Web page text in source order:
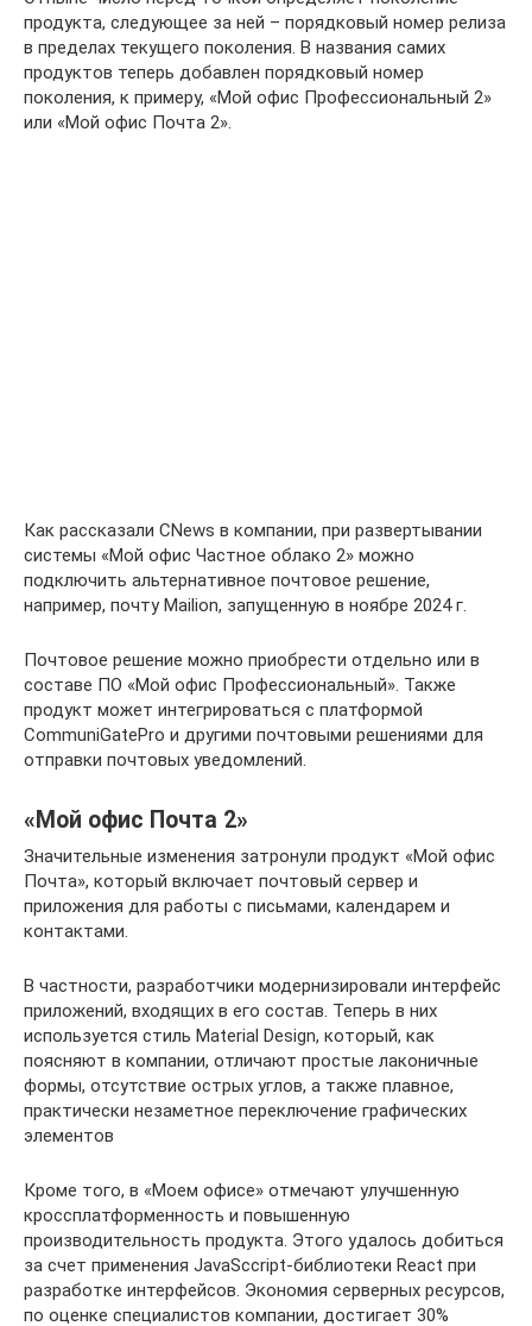
продукта, следующее за ней – порядковый номер релиза
в пределах текущего поколения. В названия самих
продуктов теперь добавлен порядковый номер
поколения, к примеру, «Мой офис Профессиональный 2»
или «Мой офис Почта 2».
Как рассказали CNews в компании, при развертывании
системы «Мой офис Частное облако 2» можно
подключить альтернативное почтовое решение,
например, почту Mailion, запущенную в ноябре 2024 г.
Почтовое решение можно приобрести отдельно или в
составе ПО «Мой офис Профессиональный». Также
продукт может интегрироваться с платформой
CommuniGatePro и другими почтовыми решениями для
отправки почтовых уведомлений.
«Мой офис Почта 2»
Значительные изменения затронули продукт «Мой офис
Почта», который включает почтовый сервер и
приложения для работы с письмами, календарем и
контактами.
В частности, разработчики модернизировали интерфейс
приложений, входящих в его состав. Теперь в них
используется стиль Material Design, который, как
поясняют в компании, отличают простые лаконичные
формы, отсутствие острых углов, а также плавное,
практически незаметное переключение графических
элементов
Кроме того, в «Моем офисе» отмечают улучшенную
кроссплатформенность и повышенную
производительность продукта. Этого удалось добиться
за счет применения JavaSccript-библиотеки React при
разработке интерфейсов. Экономия серверных ресурсов,
по оценке специалистов компании, достигает 30%